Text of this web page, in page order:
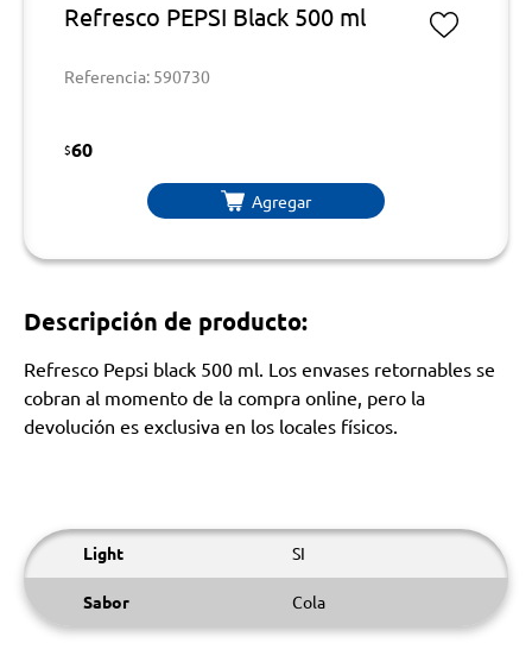
Refresco PEPSI Black 500 ml
Referencia: 590730
$60
Agregar
Descripción de producto:
Refresco Pepsi black 500 ml. Los envases retornables se
cobran al momento de la compra online, pero la
devolución es exclusiva en los locales físicos.
Light SI
Sabor Cola